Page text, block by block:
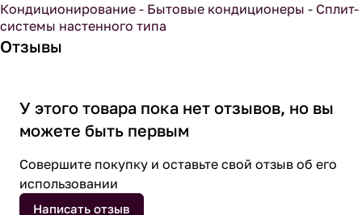
Кондиционирование - Бытовые кондиционеры - Сплит-
системы настенного типа
Отзывы
У этого товара пока нет отзывов, но вы
можете быть первым
Совершите покупку и оставьте свой отзыв об его
использовании
Написать отзыв